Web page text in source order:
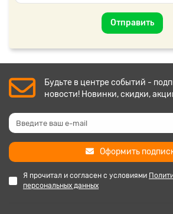
Отправить
Будьте в центре событий -
новости! Новинки, скидки,
Оформить
Я прочитал и согласен с условиями
персональных данных